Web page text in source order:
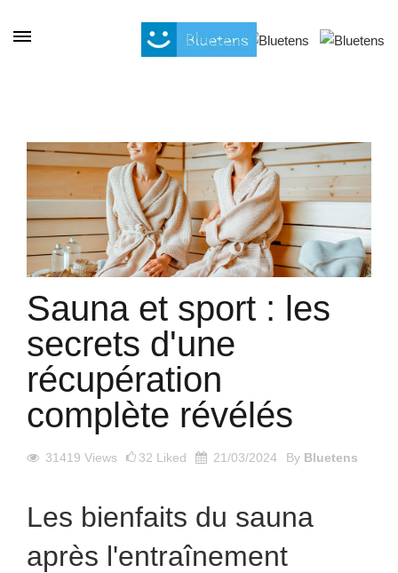
Sauna et sport : les
secrets d'une
récupération
complète révélés
31419 Views 32 Liked 21/03/2024 By Bluetens
Les bienfaits du sauna
après l'entraînement